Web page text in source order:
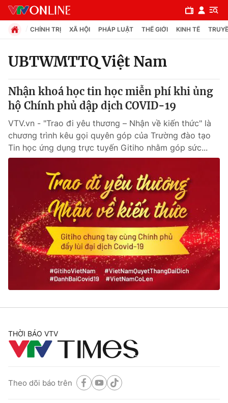
Chuyên mục
Chính trị
Xã hội
Pháp luật
Thế giới
Tin tức
Thế giới đó đây
Câu chuyện quốc tế
Kinh tế
Tài chính
Thị trường
Góc doanh nghiệp
Dữ liệu và đời sống
Truyền hình
Phim VTV
Hậu trường
Giải trí
Điện ảnh
Âm nhạc
Du lịch
CHÍNH TRỊ XÃ HỘI PHÁP LUẬT THẾ GIỚI KINH TẾ
UBTWMTTQ Việt Nam
Nhận khoá học tin học miễn phí khi ủng
hộ Chính phủ dập dịch COVID-19
VTV.vn - "Trao đi yêu thương – Nhận về kiến thức" là
chương trình kêu gọi quyên góp của Trường đào tạo
Tin học ứng dụng trực tuyến Gitiho nhằm góp sức...
THỜI BÁO VTV
Theo dõi báo trên